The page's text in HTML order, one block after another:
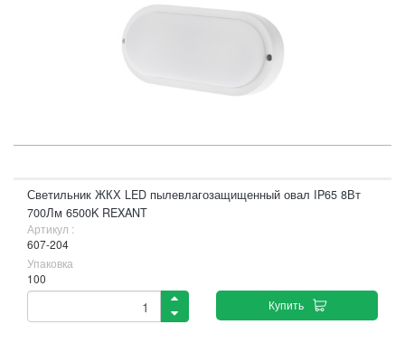
Светильник ЖКХ LED пылевлагозащищенный овал IP65 8Вт
700Лм 6500K REXANT
Артикул :
607-204
Упаковка
100
Купить